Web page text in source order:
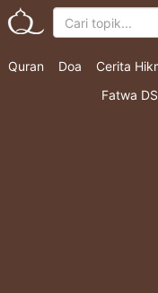
Quran Doa Cerita
Fatwa